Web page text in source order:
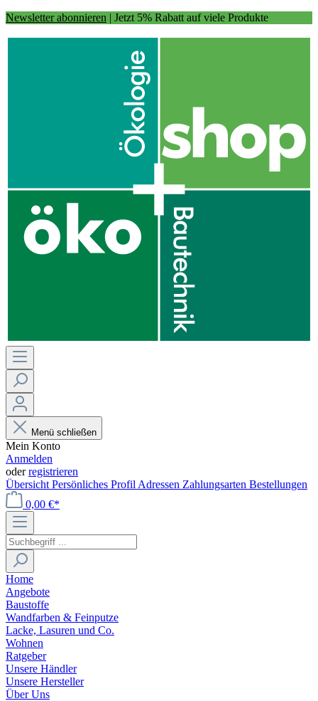
Newsletter abonnieren | Jetzt 5% Rabatt auf viele Produkte
Menü schließen
Mein Konto
Anmelden
oderregistrieren
Übersicht Persönliches Profil Adressen Zahlungsarten Bestellungen
0,00 €*
Home
Angebote
Baustoffe
Wandfarben & Feinputze
Lacke, Lasuren und Co.
Wohnen
Ratgeber
Unsere Händler
Unsere Hersteller
Über Uns